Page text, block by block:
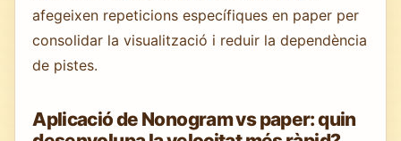
afegeixen repeticions específiques en paper per
consolidar la visualització i reduir la dependència
de pistes.
Aplicació de Nonogram vs paper: quin